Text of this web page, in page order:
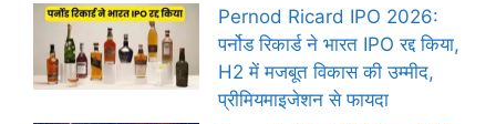
Pernod Ricard IPO 2026:
पर्नोड रिकार्ड ने भारत IPO रद्द किया,
H2 में मजबूत विकास की उम्मीद,
प्रीमियमाइजेशन से फायदा